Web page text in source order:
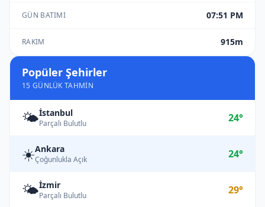
GÜN BATIMI 07:51 PM
RAKIM 915m
Popüler Şehirler
15 GÜNLÜK TAHMIN
🌤️İstanbul
Parçalı Bulutlu 24°
☀️Ankara
Çoğunlukla Açık 24°
🌤️İzmir
Parçalı Bulutlu 29°